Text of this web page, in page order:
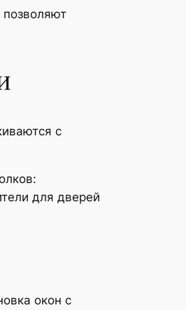
с
для дверей
окон с